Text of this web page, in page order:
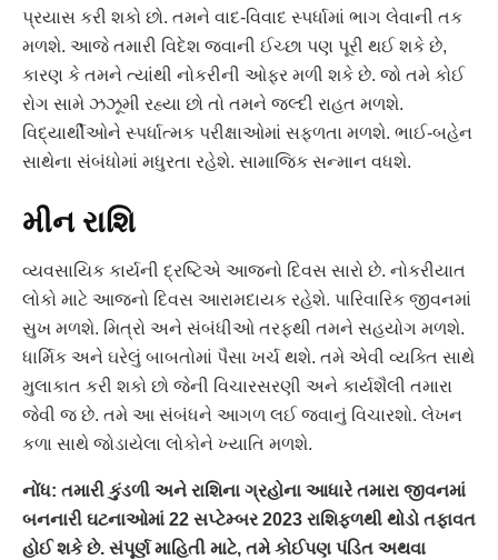
પ્રયાસ કરી શકો છો. તમને વાદ-વિવાદ સ્પર્ધામાં ભાગ લેવાની તક
મળશે. આજે તમારી વિદેશ જવાની ઈચ્છા પણ પૂરી થઈ શકે છે,
કારણ કે તમને ત્યાંથી નોકરીની ઓફર મળી શકે છે. જો તમે કોઈ
રોગ સામે ઝઝૂમી રહ્યા છો તો તમને જલ્દી રાહત મળશે.
વિદ્યાર્થીઓને સ્પર્ધાત્મક પરીક્ષાઓમાં સફળતા મળશે. ભાઈ-બહેન
સાથેના સંબંધોમાં મધુરતા રહેશે. સામાજિક સન્માન વધશે.
મીન રાશિ
વ્યવસાયિક કાર્યની દ્રષ્ટિએ આજનો દિવસ સારો છે. નોકરીયાત
લોકો માટે આજનો દિવસ આરામદાયક રહેશે. પારિવારિક જીવનમાં
સુખ મળશે. મિત્રો અને સંબંધીઓ તરફથી તમને સહયોગ મળશે.
ધાર્મિક અને ઘરેલું બાબતોમાં પૈસા ખર્ચ થશે. તમે એવી વ્યક્તિ સાથે
મુલાકાત કરી શકો છો જેની વિચારસરણી અને કાર્યશૈલી તમારા
જેવી જ છે. તમે આ સંબંધને આગળ લઈ જવાનું વિચારશો. લેખન
કળા સાથે જોડાયેલા લોકોને ખ્યાતિ મળશે.
નોંધ: તમારી કુંડળી અને રાશિના ગ્રહોના આધારે તમારા જીવનમાં
બનનારી ઘટનાઓમાં 22 સપ્ટેમ્બર 2023 રાશિફળથી થોડો તફાવત
હોઈ શકે છે. સંપૂર્ણ માહિતી માટે, તમે કોઈપણ પંડિત અથવા